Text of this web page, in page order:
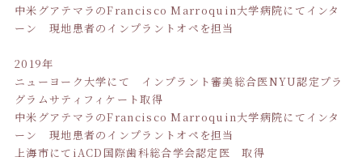
中米グアテマラのFrancisco Marroquin大学病院にてインタ
ーン 現地患者のインプラントオペを担当
2019年
ニューヨーク大学にて インプラント審美総合医NYU認定プラ
グラムサティフィケート取得
中米グアテマラのFrancisco Marroquin大学病院にてインタ
ーン 現地患者のインプラントオペを担当
上海市にてiACD国際歯科総合学会認定医 取得